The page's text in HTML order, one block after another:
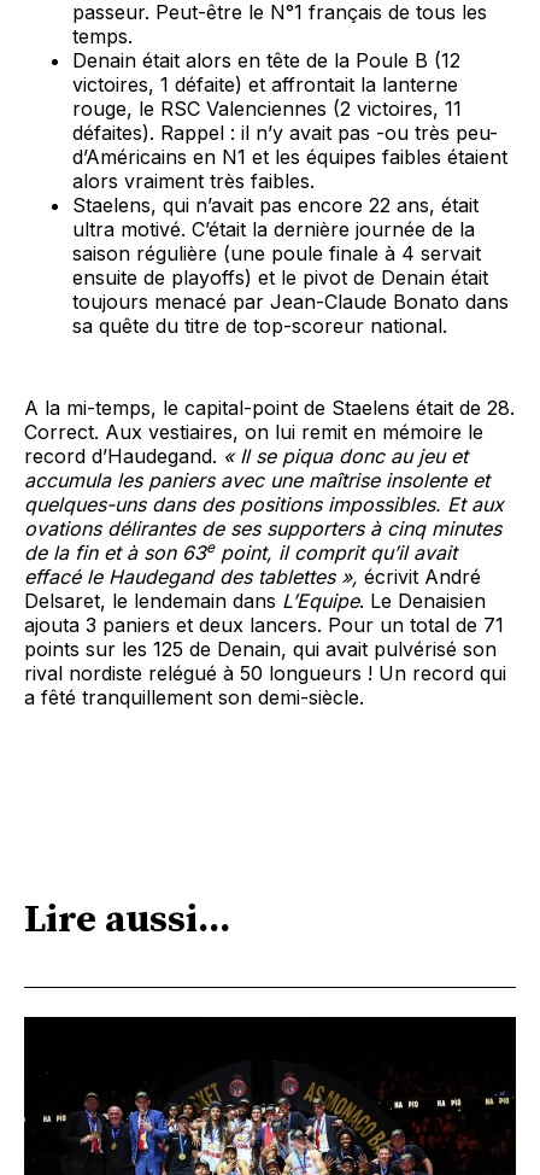
passeur. Peut-être le N°1 français de tous les
temps.
Denain était alors en tête de la Poule B (12
victoires, 1 défaite) et affrontait la lanterne
rouge, le RSC Valenciennes (2 victoires, 11
défaites). Rappel : il n’y avait pas -ou très peu-
d’Américains en N1 et les équipes faibles étaient
alors vraiment très faibles.
Staelens, qui n’avait pas encore 22 ans, était
ultra motivé. C’était la dernière journée de la
saison régulière (une poule finale à 4 servait
en­suite de playoffs) et le pivot de Denain était
tou­jours menacé par Jean-Claude Bonato dans
sa quête du titre de top-scoreur national.
A la mi-temps, le capital-point de Staelens était de 28.
Correct. Aux vestiaires, on lui remit en mémoire le
record d’Haudegand. « Il se piqua donc au jeu et
accumula les paniers avec une maîtrise insolente et
quelques-uns dans des positions impossibles. Et aux
ovations délirantes de ses supporters à cinq minutes
de la fin et à son 63epoint, il comprit qu’il avait
effacé le Haudegand des tablettes », écrivit André
Delsaret, le lendemain dans L’Equipe. Le Denaisien
ajouta 3 pa­niers et deux lancers. Pour un total de 71
points sur les 125 de Denain, qui avait pulvérisé son
rival nordiste relégué à 50 longueurs ! Un record qui
a fêté tranquillement son demi-siècle.
Lire aussi...